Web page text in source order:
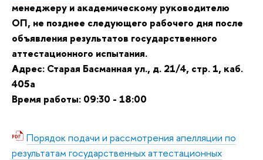
менеджеру и академическому руководителю
ОП, не позднее следующего рабочего дня после
объявления результатов государственного
аттестационного испытания.
Адрес: Старая Басманная ул., д. 21/4, стр. 1, каб.
405а
Время работы: 09:30 - 18:00
Порядок подачи и рассмотрения апелляции по
результатам государственных аттестационных